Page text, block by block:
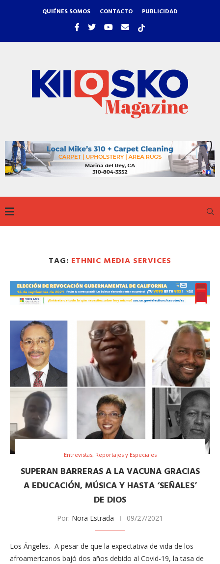
QUIÉNES SOMOS CONTACTO PUBLICIDAD
TAG: ETHNIC MEDIA SERVICES
Entrevistas, Reportajes y Especiales
SUPERAN BARRERAS A LA VACUNA GRACIAS
A EDUCACIÓN, MÚSICA Y HASTA ‘SEÑALES’
DE DIOS
Por: Nora Estrada 09/27/2021
Los Ángeles.- A pesar de que la expectativa de vida de los
afroamericanos bajó dos años debido al Covid-19, la tasa de